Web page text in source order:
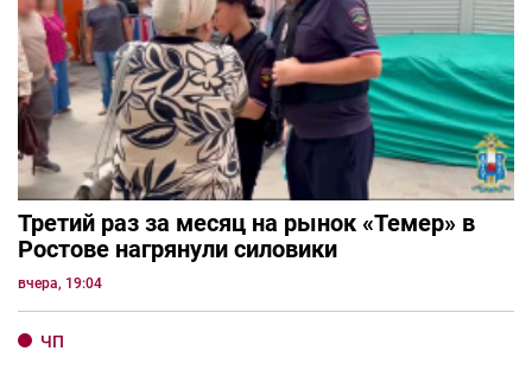
Третий раз за месяц на рынок «Темер» в
Ростове нагрянули силовики
вчера, 19:04
ЧП